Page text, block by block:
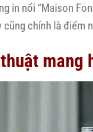
in nổi “Maison
chính là điểm